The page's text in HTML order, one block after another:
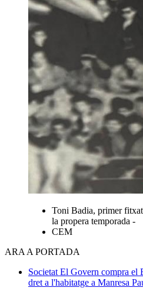
Toni Badia, primer
la propera temporada -
CEM
ARA A PORTADA
Societat El Govern compra el
dret a l'habitatge a Manresa